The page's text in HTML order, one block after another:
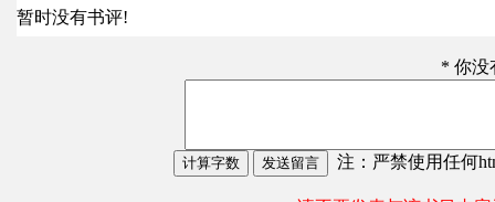
暂时没有书评!
* 你没
注：严禁使用任何